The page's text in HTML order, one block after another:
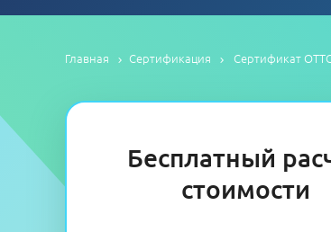
Главная Сертификация Сертификат
Бесплатный
стоимости